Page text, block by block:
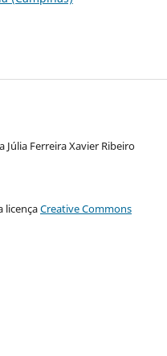
Ferreira Xavier Ribeiro
licençaCreative Commons